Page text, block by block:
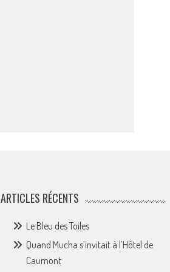
ARTICLES RÉCENTS
Le Bleu des Toiles
Quand Mucha s’invitait à l’Hôtel de
Caumont